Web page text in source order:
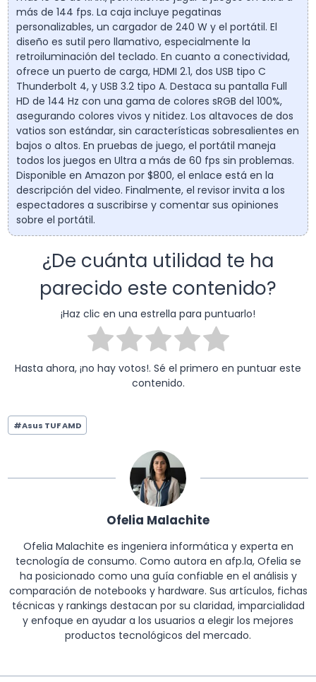
más de 144 fps. La caja incluye pegatinas
personalizables, un cargador de 240 W y el portátil. El
diseño es sutil pero llamativo, especialmente la
retroiluminación del teclado. En cuanto a conectividad,
ofrece un puerto de carga, HDMI 2.1, dos USB tipo C
Thunderbolt 4, y USB 3.2 tipo A. Destaca su pantalla Full
HD de 144 Hz con una gama de colores sRGB del 100%,
asegurando colores vivos y nitidez. Los altavoces de dos
vatios son estándar, sin características sobresalientes en
bajos o altos. En pruebas de juego, el portátil maneja
todos los juegos en Ultra a más de 60 fps sin problemas.
Disponible en Amazon por $800, el enlace está en la
descripción del video. Finalmente, el revisor invita a los
espectadores a suscribirse y comentar sus opiniones
sobre el portátil.
¿De cuánta utilidad te ha
parecido este contenido?
¡Haz clic en una estrella para puntuarlo!
Hasta ahora, ¡no hay votos!. Sé el primero en puntuar este
contenido.
Etiquetas
de
#Asus TUF AMD
Ofelia Malachite
Ofelia Malachite es ingeniera informática y experta en
tecnología de consumo. Como autora en afp.la, Ofelia se
ha posicionado como una guía confiable en el análisis y
comparación de notebooks y hardware. Sus artículos, fichas
técnicas y rankings destacan por su claridad, imparcialidad
y enfoque en ayudar a los usuarios a elegir los mejores
productos tecnológicos del mercado.